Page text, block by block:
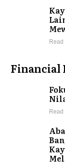
Read
Financial
Read